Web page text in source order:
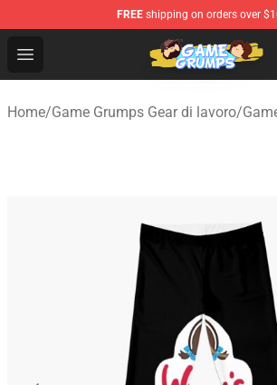
FREE shipping on orders over
Open menu
Game Grumps Shop - Official
Home/Game Grumps Gear di lavoro/